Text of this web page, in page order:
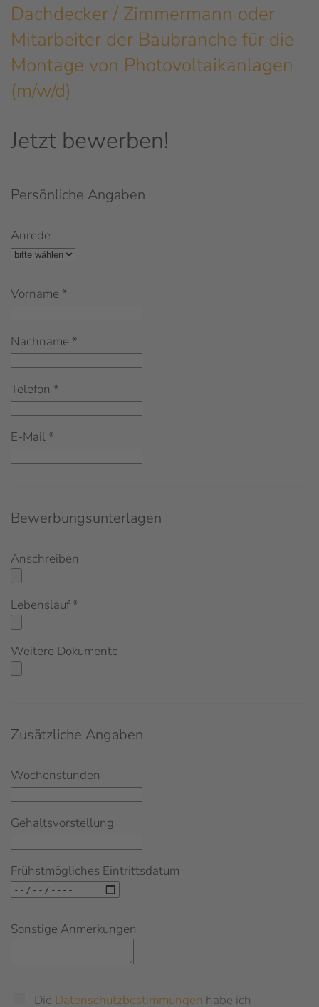
Dachdecker / Zimmermann oder
Mitarbeiter der Baubranche für die
Montage von Photovoltaikanlagen
(m/w/d)
Jetzt bewerben!
Persönliche Angaben
Anrede
Vorname *
Nachname *
Telefon *
E-Mail *
Bewerbungsunterlagen
Anschreiben
Lebenslauf*
Weitere Dokumente
Zusätzliche Angaben
Wochenstunden
Gehaltsvorstellung
Frühstmögliches Eintrittsdatum
Sonstige Anmerkungen
Die Datenschutzbestimmungen habe ich